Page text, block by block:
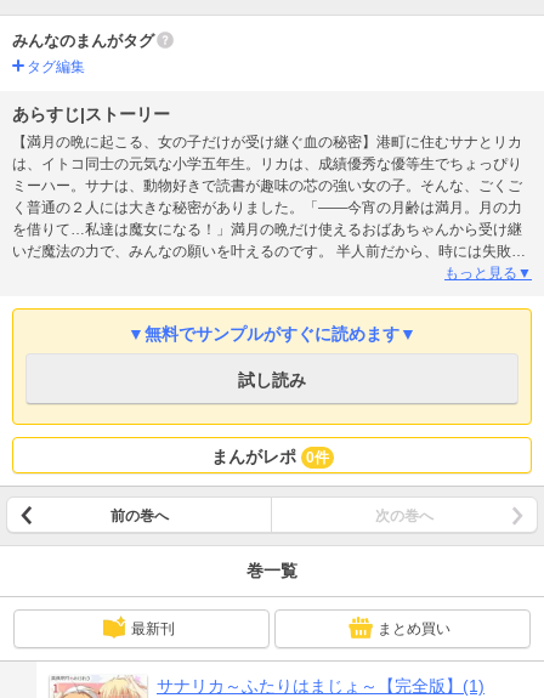
みんなのまんがタグ
タグ編集
あらすじ|ストーリー
【満月の晩に起こる、女の子だけが受け継ぐ血の秘密】港町に住むサナとリカ
は、イトコ同士の元気な小学五年生。リカは、成績優秀な優等生でちょっぴり
ミーハー。サナは、動物好きで読書が趣味の芯の強い女の子。そんな、ごくご
く普通の２人には大きな秘密がありました。「――今宵の月齢は満月。月の力
を借りて…私達は魔女になる！」満月の晩だけ使えるおばあちゃんから受け継
いだ魔法の力で、みんなの願いを叶えるのです。 半人前だから、時には失敗し
たり間違ったり。でもサナとリカの家族や友だちも巻き込んで大活躍！ちびっ
もっと見る▼
▼無料でサンプルがすぐに読めます▼
試し読み
まんがレポ 0件
前の巻へ 次の巻へ
巻一覧
最新刊 まとめ買い
サナリカ～ふたりはまじょ～【完全版】(1)